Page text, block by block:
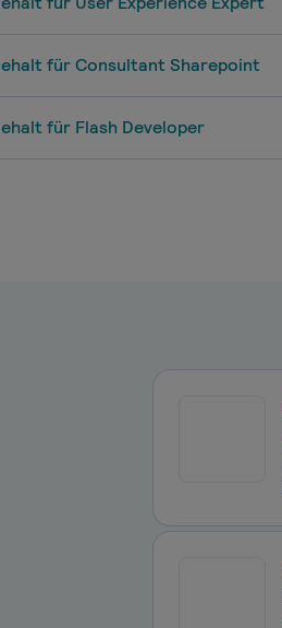
für Consultant Sharepoint
für Flash Developer